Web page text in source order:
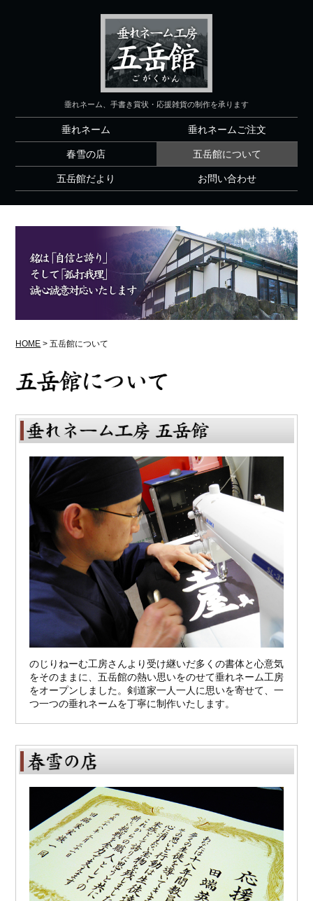
垂れネーム、手書き賞状・応援雑貨の制作を承ります
垂れネーム 垂れネームご注文
春雪の店 五岳館について
五岳館だより お問い合わせ
HOME >五岳館について
のじりねーむ工房さんより受け継いだ多くの書体と心意気
をそのままに、五岳館の熱い思いをのせて垂れネーム工房
をオープンしました。剣道家一人一人に思いを寄せて、一
つ一つの垂れネームを丁寧に制作いたします。